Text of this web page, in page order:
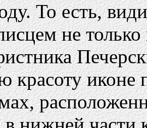
То есть,
не
красоту иконе